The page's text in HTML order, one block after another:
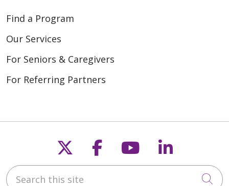
Find a Program
Our Services
For Seniors & Caregivers
For Referring Partners
Follow us on X
Follow us on
Follow us on
Follow
Search this site